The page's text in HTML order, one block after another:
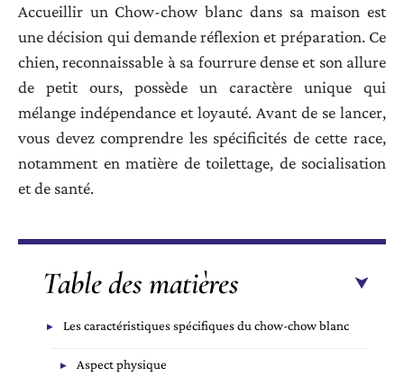
Accueillir un Chow-chow blanc dans sa maison est
une décision qui demande réflexion et préparation. Ce
chien, reconnaissable à sa fourrure dense et son allure
de petit ours, possède un caractère unique qui
mélange indépendance et loyauté. Avant de se lancer,
vous devez comprendre les spécificités de cette race,
notamment en matière de toilettage, de socialisation
et de santé.
Table des matières
Les caractéristiques spécifiques du chow-chow blanc
Aspect physique